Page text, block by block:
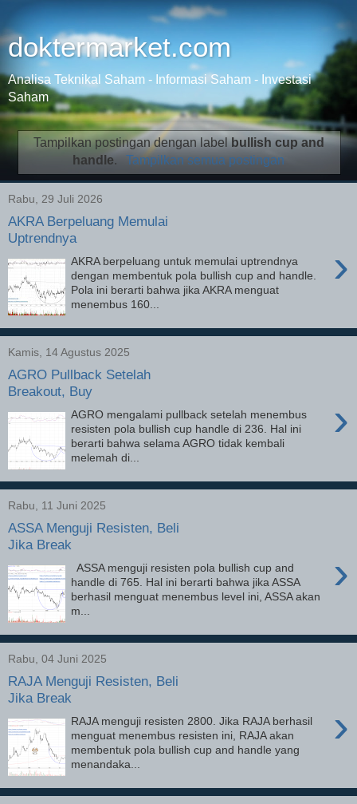
doktermarket.com
Analisa Teknikal Saham - Informasi Saham - Investasi
Saham
Tampilkan postingan dengan labelbullish cup and
handle. Tampilkan semua postingan
Rabu, 29 Juli 2026
AKRA Berpeluang Memulai
Uptrendnya
›
AKRA berpeluang untuk memulai uptrendnya
dengan membentuk pola bullish cup and handle.
Pola ini berarti bahwa jika AKRA menguat
menembus 160...
Kamis, 14 Agustus 2025
AGRO Pullback Setelah
Breakout, Buy
›
AGRO mengalami pullback setelah menembus
resisten pola bullish cup handle di 236. Hal ini
berarti bahwa selama AGRO tidak kembali
melemah di...
Rabu, 11 Juni 2025
ASSA Menguji Resisten, Beli
Jika Break
›
ASSA menguji resisten pola bullish cup and
handle di 765. Hal ini berarti bahwa jika ASSA
berhasil menguat menembus level ini, ASSA akan
m...
Rabu, 04 Juni 2025
RAJA Menguji Resisten, Beli
Jika Break
›
RAJA menguji resisten 2800. Jika RAJA berhasil
menguat menembus resisten ini, RAJA akan
membentuk pola bullish cup and handle yang
menandaka...